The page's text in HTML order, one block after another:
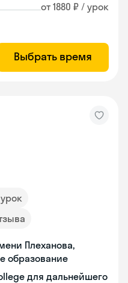
от 1880 ₽ / урок
Выбрать время
Плеханова,
образование
для дальнейшего